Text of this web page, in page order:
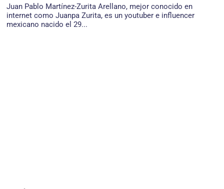
Juan Pablo Martínez-Zurita Arellano, mejor conocido en
internet como Juanpa Zurita, es un youtuber e influencer
mexicano nacido el 29...